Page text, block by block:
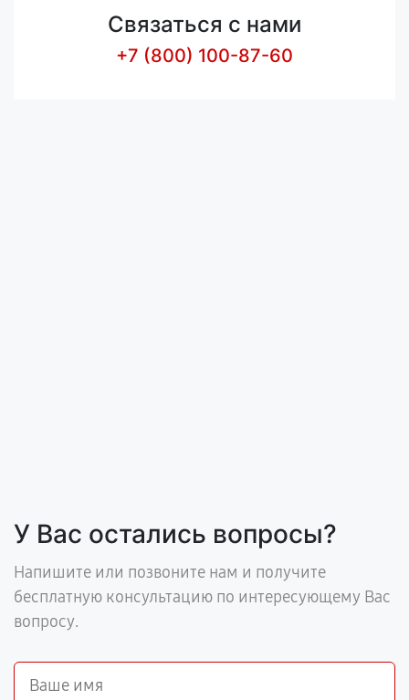
Связаться с нами
+7 (800) 100-87-60
У Вас остались вопросы?
Напишите или позвоните нам и получите
бесплатную консультацию по интересующему Вас
вопросу.